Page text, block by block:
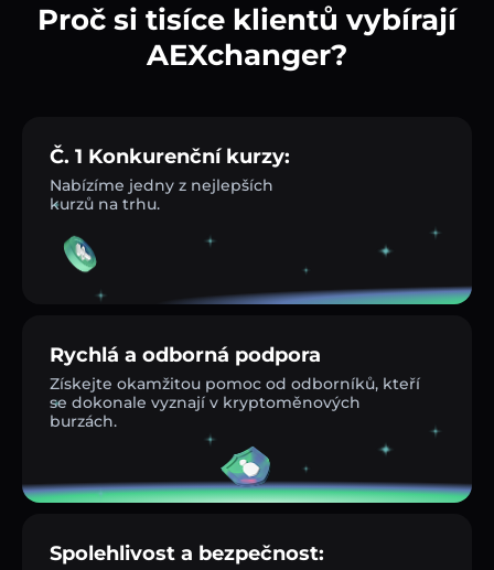
Proč si tisíce klientů vybírají
AEXchanger?
Č. 1 Konkurenční kurzy:
Nabízíme jedny z nejlepších
kurzů na trhu.
Rychlá a odborná podpora
Získejte okamžitou pomoc od odborníků, kteří
se dokonale vyznají v kryptoměnových
burzách.
Spolehlivost a bezpečnost: